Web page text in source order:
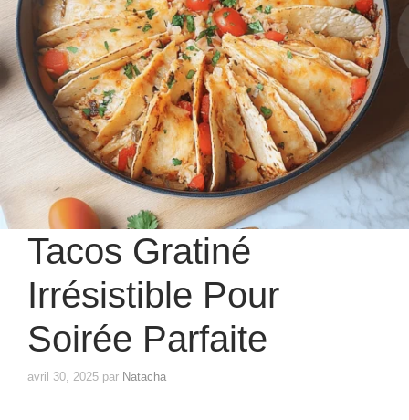
Tacos Gratiné
Irrésistible Pour
Soirée Parfaite
avril 30, 2025 par Natacha